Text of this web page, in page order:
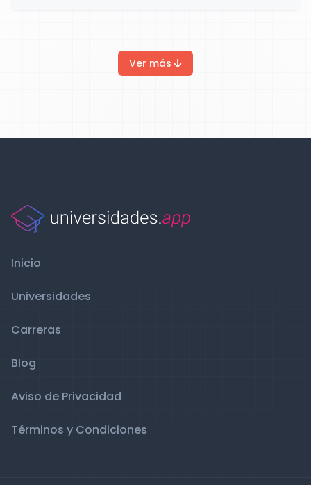
Ver más
Inicio
Universidades
Carreras
Blog
Aviso de Privacidad
Términos y Condiciones